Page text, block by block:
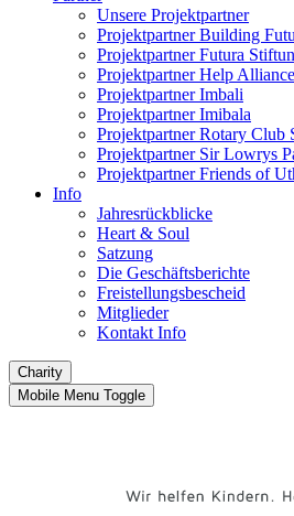
Unsere Projektpartner
Projektpartner Building
Projektpartner Futura
Projektpartner Help Alliance
Projektpartner Imbali
Projektpartner Imibala
Projektpartner Rotary Club
Projektpartner Sir Lowrys
Projektpartner Friends of
Info
Jahresrückblicke
Heart & Soul
Satzung
Die Geschäftsberichte
Freistellungsbescheid
Mitglieder
Kontakt Info
Charity
Mobile Menu Toggle